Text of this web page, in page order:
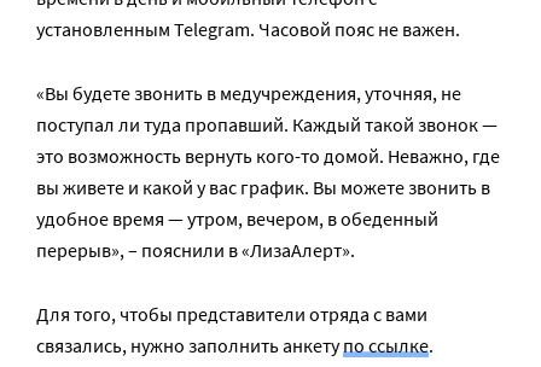
установленным Telegram. Часовой пояс не важен.
«Вы будете звонить в медучреждения, уточняя, не
поступал ли туда пропавший. Каждый такой звонок —
это возможность вернуть кого-то домой. Неважно, где
вы живете и какой у вас график. Вы можете звонить в
удобное время — утром, вечером, в обеденный
перерыв», – пояснили в «ЛизаАлерт».
Для того, чтобы представители отряда с вами
связались, нужно заполнить анкетупо ссылке.